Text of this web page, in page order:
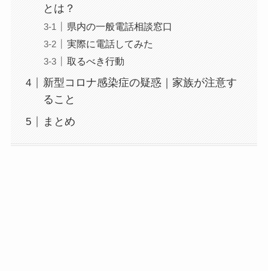
とは？
県内の一般電話相談窓口
実際に電話してみた
取るべき行動
新型コロナ感染症の疑惑｜家族が注意す
ること
まとめ